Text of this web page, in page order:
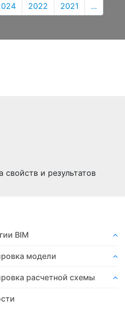
2022 2021 ...
свойств и результатов
ВIM
модели
расчетной схемы